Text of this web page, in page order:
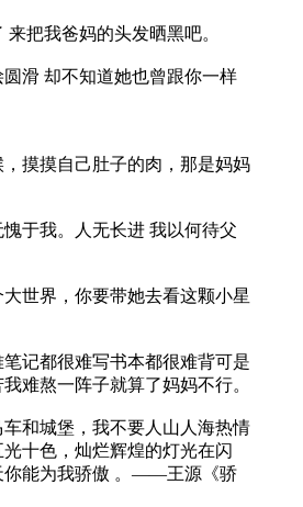
把我爸妈的头发晒黑吧。
滑 却不知道她也曾跟你一样
摸摸自己肚子的肉，那是妈妈
于我。人无长进 我以何待父
世界，你要带她去看这颗小星
记都很难写书本都很难背可是
难熬一阵子就算了妈妈不行。
和城堡，我不要人山人海热情
十色，灿烂辉煌的灯光在闪
你能为我骄傲 。——王源《骄